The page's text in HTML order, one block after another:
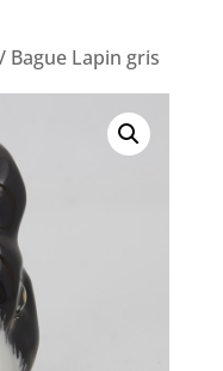
/ Bague Lapin gris